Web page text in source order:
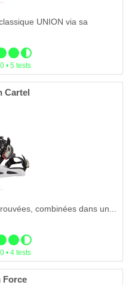
UNION via sa
• 5 tests
Cartel
combinées dans un...
• 4 tests
Force